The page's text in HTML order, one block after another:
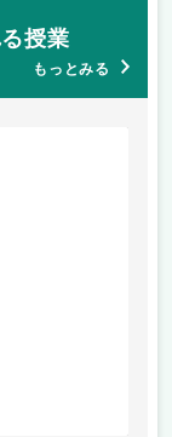
授業
もっとみる